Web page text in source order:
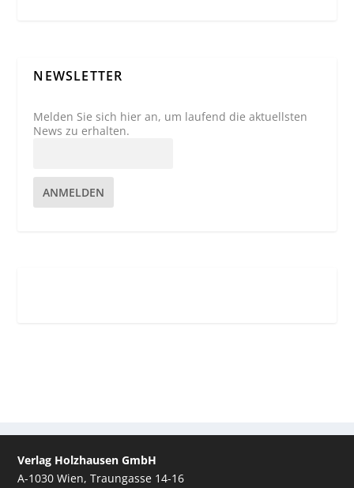
NEWSLETTER
Melden Sie sich hier an, um laufend die aktuellsten
News zu erhalten.
ANMELDEN
Verlag Holzhausen GmbH
A-1030 Wien, Traungasse 14-16